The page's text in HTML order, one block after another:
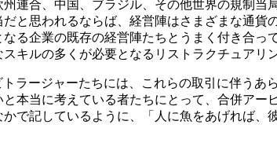
連合、中国、ブラジル、その他世界の規制
と思われるならば、経営陣はさまざまな通
る企業の既存の経営陣たちとうまく付き合っ
キルの多くが必要となるリストラクチュアリ
ラージャーたちには、これらの取引に伴う
本当に考えている者たちにとって、合併ア
で記しているように、「人に魚をあげれば